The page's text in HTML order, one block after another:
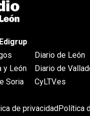
y León
Soria
Diario de León
Diario de
CyLTV.es
de privacidadPolítica